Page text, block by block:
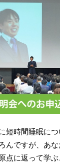
短時間睡眠に
んですが、あ
点に返って学